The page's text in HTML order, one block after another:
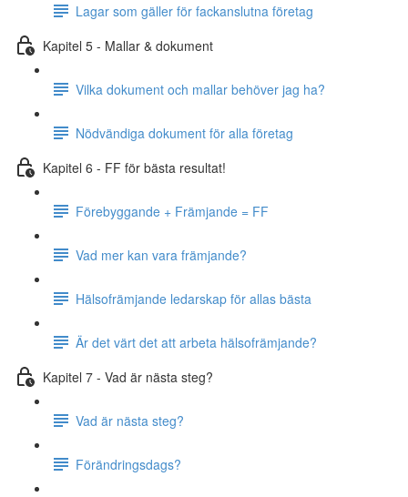
Lagar som gäller för fackanslutna företag
Kapitel 5 - Mallar & dokument
Vilka dokument och mallar behöver jag ha?
Nödvändiga dokument för alla företag
Kapitel 6 - FF för bästa resultat!
Förebyggande + Främjande = FF
Vad mer kan vara främjande?
Hälsofrämjande ledarskap för allas bästa
Är det värt det att arbeta hälsofrämjande?
Kapitel 7 - Vad är nästa steg?
Vad är nästa steg?
Förändringsdags?